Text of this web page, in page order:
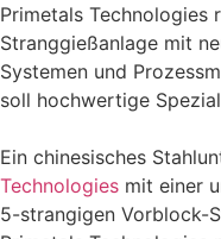
Primetals
Stranggießanlage mit
Systemen und
soll hochwertige
Ein chinesisches
Technologies mit einer
5-strangigen Vorblock-